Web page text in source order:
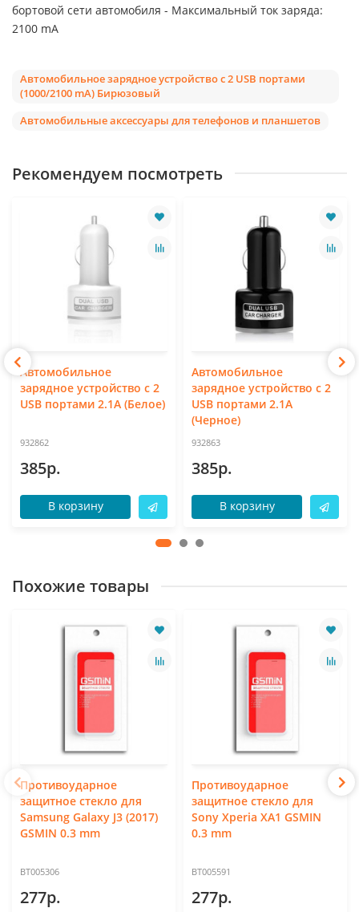
бортовой сети автомобиля - Максимальный ток заряда:
2100 mA
Автомобильное зарядное устройство с 2 USB портами
(1000/2100 mA) Бирюзовый
Автомобильные аксессуары для телефонов и планшетов
Рекомендуем посмотреть
Автомобильное
зарядное устройство с 2
USB портами 2.1A (Белое)
932862
385р.
В корзину
Автомобильное
зарядное устройство с 2
USB портами 2.1A
(Черное)
932863
385р.
В корзину
Похожие товары
Противоударное
защитное стекло для
Samsung Galaxy J3 (2017)
GSMIN 0.3 mm
BT005306
277р.
Противоударное
защитное стекло для
Sony Xperia XA1 GSMIN
0.3 mm
BT005591
277р.